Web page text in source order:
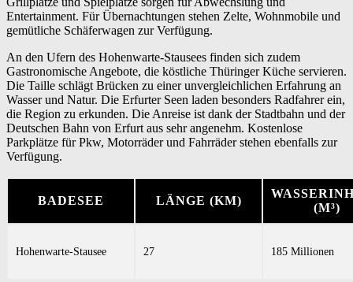
Entertainment. Für Übernachtungen stehen Zelte, Wohnmobile und
gemütliche Schäferwagen zur Verfügung.
An den Ufern des Hohenwarte-Stausees finden sich zudem
Gastronomische Angebote, die köstliche Thüringer Küche servieren.
Die Taille schlägt Brücken zu einer unvergleichlichen Erfahrung an
Wasser und Natur. Die Erfurter Seen laden besonders Radfahrer ein,
die Region zu erkunden. Die Anreise ist dank der Stadtbahn und der
Deutschen Bahn von Erfurt aus sehr angenehm. Kostenlose
Parkplätze für Pkw, Motorräder und Fahrräder stehen ebenfalls zur
Verfügung.
BADESEE LÄNGE (KM)
(M³)
Hohenwarte-Stausee 27 185 Millionen